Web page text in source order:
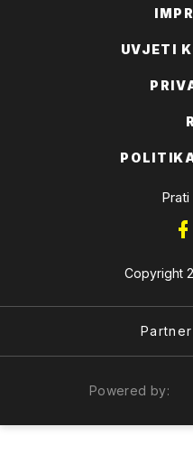
UVJETI
Prati
Copyright
Powered by: